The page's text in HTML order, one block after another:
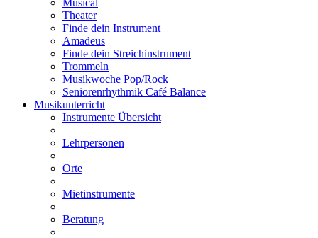
Musical
Theater
Finde dein Instrument
Amadeus
Finde dein Streichinstrument
Trommeln
Musikwoche Pop/Rock
Seniorenrhythmik Café Balance
Musikunterricht
Instrumente Übersicht
Lehrpersonen
Orte
Mietinstrumente
Beratung